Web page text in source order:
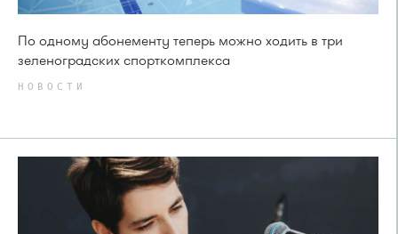
По одному абонементу теперь можно ходить в три
зеленоградских спорткомплекса
НОВОСТИ